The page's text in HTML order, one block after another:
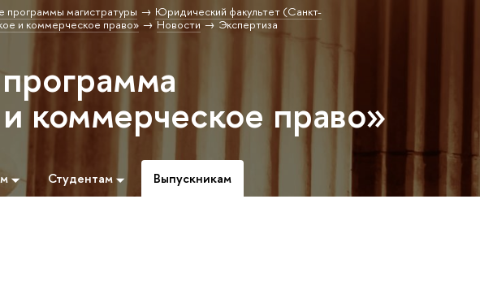
программы магистратуры
Юридический факультет (Санкт-
и коммерческое право» Новости Экспертиза
коммерческое право»
Студентам Выпускникам